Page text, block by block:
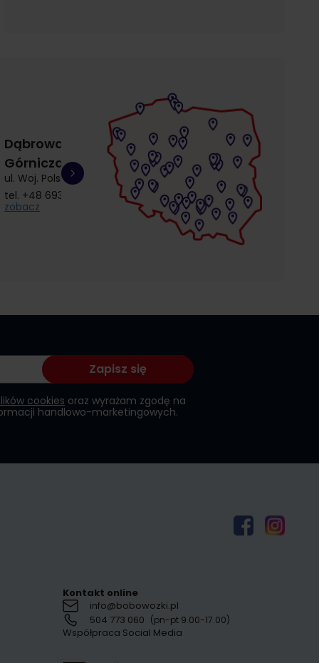
Dąbrowa
Górnicza
ul. Woj. Polskiego 3
tel. +48 693 692 414
zobacz
Gdańsk
Łostowice
ul. Łostowicka 4
tel. +48 504 968 360
zobacz
Gdańsk
Przymorze
ul. Kołobrzeska 30
tel. +48 510 857
zobacz
cookies oraz wyrażam zgodę na
handlowo-marketingowych.
Zapisz się
Kontakt online
info@bobowozki.pl
504 773 060 (pn-pt 9.00-17.00)
Współpraca Social Media